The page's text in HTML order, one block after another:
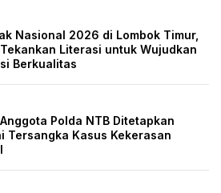
Nasional 2026 di Lombok Timur,
Literasi untuk Wujudkan
Berkualitas
Polda NTB Ditetapkan
Tersangka Kasus Kekerasan